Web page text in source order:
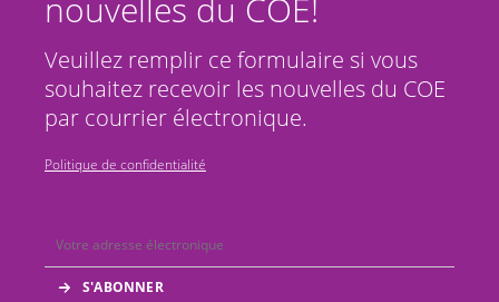
nouvelles du COE!
Veuillez remplir ce formulaire si vous
souhaitez recevoir les nouvelles du COE
par courrier électronique.
Politique de confidentialité